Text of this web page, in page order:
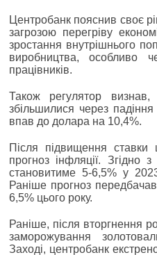
Центробанк пояснив своє
загрозою перегріву
зростання внутрішнього
виробництва, особливо
працівників.
Також регулятор визнав,
збільшилися через
впав до долара на 10,4%.
Після підвищення
прогноз інфляції.
становитиме 5-6,5% у
Раніше прогноз
6,5% цього року.
Раніше, після вторгнення
заморожування
Заході, центробанк